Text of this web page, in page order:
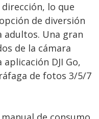
lo que
de diversión
Una gran
de la cámara
DJI Go,
de fotos 3/5/7